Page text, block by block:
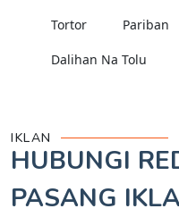
Tortor Pariban
Dalihan Na Tolu
IKLAN
HUBUNGI
PASANG